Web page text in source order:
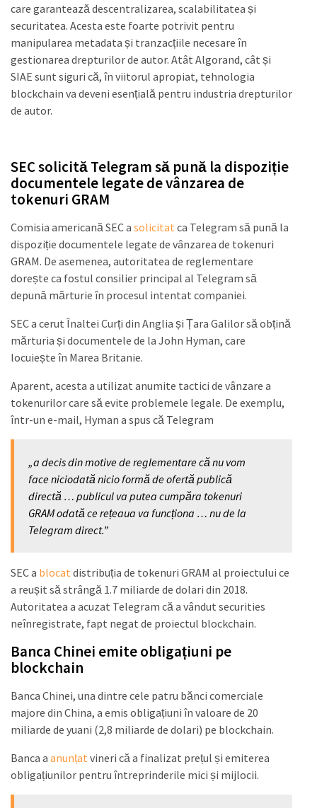
care garantează descentralizarea, scalabilitatea și
securitatea. Acesta este foarte potrivit pentru
manipularea metadata și tranzacțiile necesare în
gestionarea drepturilor de autor. Atât Algorand, cât și
SIAE sunt siguri că, în viitorul apropiat, tehnologia
blockchain va deveni esențială pentru industria drepturilor
de autor.
SEC solicită Telegram să pună la dispoziție
documentele legate de vânzarea de
tokenuri GRAM
Comisia americană SEC a solicitat ca Telegram să pună la
dispoziție documentele legate de vânzarea de tokenuri
GRAM. De asemenea, autoritatea de reglementare
dorește ca fostul consilier principal al Telegram să
depună mărturie în procesul intentat companiei.
SEC a cerut Înaltei Curți din Anglia și Țara Galilor să obțină
mărturia și documentele de la John Hyman, care
locuiește în Marea Britanie.
Aparent, acesta a utilizat anumite tactici de vânzare a
tokenurilor care să evite problemele legale. De exemplu,
într-un e-mail, Hyman a spus că Telegram
„a decis din motive de reglementare că nu vom
face niciodată nicio formă de ofertă publică
directă … publicul va putea cumpăra tokenuri
GRAM odată ce rețeaua va funcționa … nu de la
Telegram direct.”
SEC a blocat distribuția de tokenuri GRAM al proiectului ce
a reușit să strângă 1.7 miliarde de dolari din 2018.
Autoritatea a acuzat Telegram că a vândut securities
neînregistrate, fapt negat de proiectul blockchain.
Banca Chinei emite obligațiuni pe
blockchain
Banca Chinei, una dintre cele patru bănci comerciale
majore din China, a emis obligațiuni în valoare de 20
miliarde de yuani (2,8 miliarde de dolari) pe blockchain.
Banca a anunțat vineri că a finalizat prețul și emiterea
obligațiunilor pentru întreprinderile mici și mijlocii.